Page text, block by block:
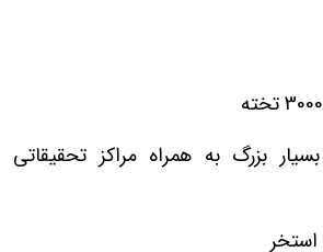
بزرگ به همراه مراکز تحقیقاتی